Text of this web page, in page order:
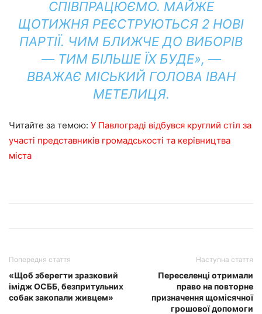
СПІВПРАЦЮЄМО. МАЙЖЕ
ЩОТИЖНЯ РЕЄСТРУЮТЬСЯ 2 НОВІ
ПАРТІЇ. ЧИМ БЛИЖЧЕ ДО ВИБОРІВ
— ТИМ БІЛЬШЕ ЇХ БУДЕ», —
ВВАЖАЄ МІСЬКИЙ ГОЛОВА ІВАН
МЕТЕЛИЦЯ.
Читайте за темою: У Павлограді відбувся круглий стіл за
участі представників громадськості та керівництва
міста
Попередня стаття
«Щоб зберегти зразковий
імідж ОСББ, безпритульних
собак закопали живцем»
Наступна стаття
Переселенці отримали
право на повторне
призначення щомісячної
грошової допомоги